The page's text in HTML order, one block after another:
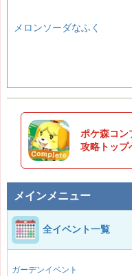
メロンソーダなふく
ポケ森コン
攻略トップ
メインメニュー
全イベント一覧
ガーデンイベント